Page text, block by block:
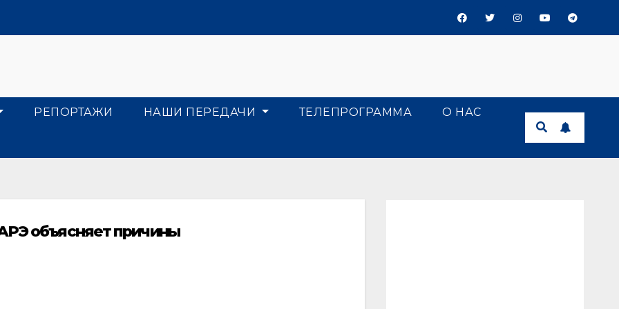
РЕПОРТАЖИ НАШИ ПЕРЕДАЧИ ТЕЛЕПРОГРАММА О НАС
объясняет причины